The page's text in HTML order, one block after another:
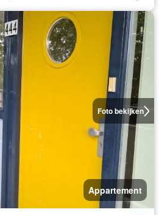
Foto bekijken
Appartement